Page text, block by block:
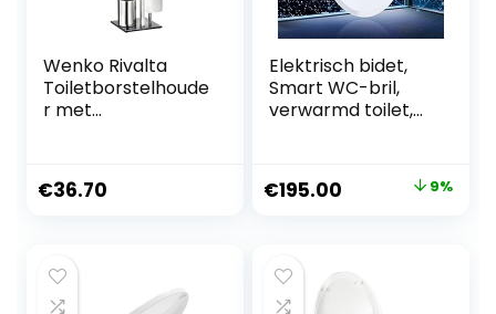
Wenko Rivalta
Toiletborstelhoude
r met
en
toiletborstelhoude
€36.70
Elektrisch bidet,
Smart WC-bril,
verwarmd toilet,
automatische
ontgeuring,
hygiënische
reiniging, bespaart
Oorspronkelijke
€215.00.
€195.00 Huidige
€195.00.
9%